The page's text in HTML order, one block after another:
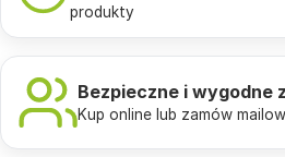
produkty
Bezpieczne i wygodne
Kup online lub zamów